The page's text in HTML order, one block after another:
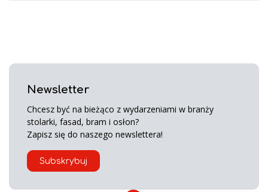
Newsletter
Chcesz być na bieżąco z wydarzeniami w branży
stolarki, fasad, bram i osłon?
Zapisz się do naszego newslettera!
Subskrybuj